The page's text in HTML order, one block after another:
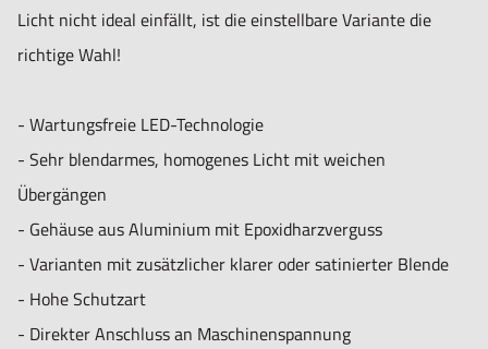
Licht nicht ideal einfällt, ist die einstellbare Variante die
richtige Wahl!
- Wartungsfreie LED-Technologie
- Sehr blendarmes, homogenes Licht mit weichen
Übergängen
- Gehäuse aus Aluminium mit Epoxidharzverguss
- Varianten mit zusätzlicher klarer oder satinierter Blende
- Hohe Schutzart
- Direkter Anschluss an Maschinenspannung